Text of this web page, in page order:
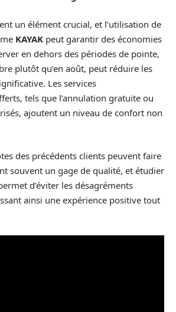
un élément crucial, et l’utilisation de
KAYAK peut garantir des économies
en dehors des périodes de pointe,
plutôt qu’en août, peut réduire les
Les services
tels que l’annulation gratuite ou
ajoutent un niveau de confort non
des précédents clients peuvent faire
souvent un gage de qualité, et étudier
d’éviter les désagréments
ainsi une expérience positive tout